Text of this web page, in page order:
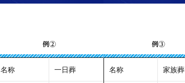
例②
名称 一日葬
例③
名称 家族葬